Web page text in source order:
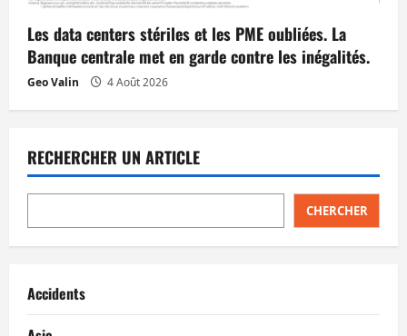
Les data centers stériles et les PME oubliées. La
Banque centrale met en garde contre les inégalités.
Geo Valin 4 Août 2026
RECHERCHER UN ARTICLE
CHERCHER
Accidents